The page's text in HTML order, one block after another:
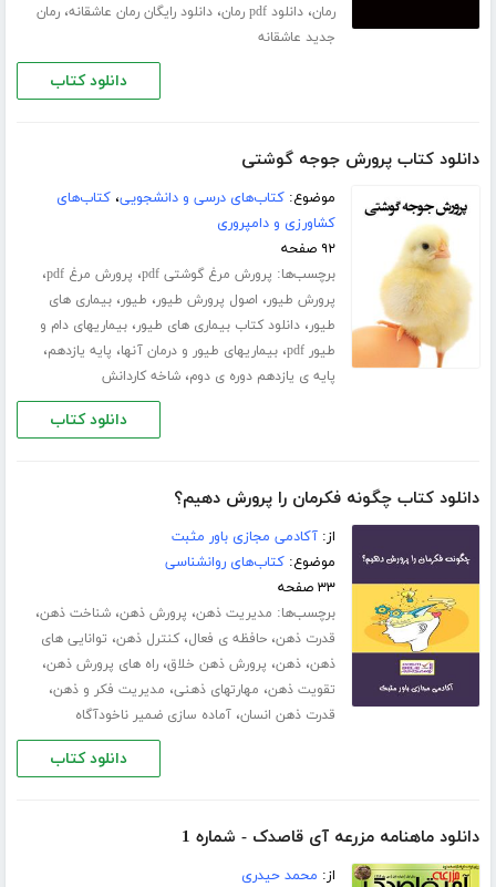
رمان،دانلود pdf رمان ،دانلود رایگان رمان عاشقانه،رمان
جدید عاشقانه
دانلود کتاب
دانلود کتاب پرورش جوجه گوشتی
موضوع:کتاب‌های درسی و دانشجویی،کتاب‌های
کشاورزی و دامپروری
۹۲ صفحه
برچسب‌ها: پرورش مرغ گوشتی pdf ، پرورش مرغ pdf ،
پرورش طیور، اصول پرورش طیور، طیور،بیماری های
طیور،دانلود کتاب بیماری های طیور،بیماریهای دام و
طیور pdf
،بیماریهای طیور و درمان آنها، پایه یازدهم،
پایه ی یازدهم دوره ی دوم،شاخه کاردانش
دانلود کتاب
دانلود کتاب چگونه فکرمان را پرورش دهیم؟
از:آکادمی مجازی باور مثبت
موضوع:کتاب‌های روانشناسی
۳۳ صفحه
برچسب‌ها: مدیریت ذهن، پرورش ذهن،شناخت ذهن،
قدرت ذهن،حافظه ی فعال،کنترل ذهن، توانایی های
ذهن،ذهن، پرورش ذهن خلاق،راه های پرورش ذهن،
تقویت ذهن، مهارت­های ذهنی، مدیریت فکر و ذهن،
قدرت ذهن انسان،آماده سازی ضمیر ناخودآگاه
دانلود کتاب
دانلود ماهنامه مزرعه آی قاصدک - شماره 1
از: محمد حیدری